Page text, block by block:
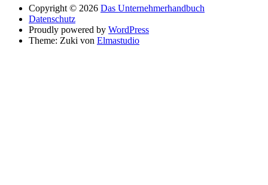
Copyright © 2026 Das Unternehmerhandbuch
Datenschutz
Proudly powered by WordPress
Theme: Zuki von Elmastudio